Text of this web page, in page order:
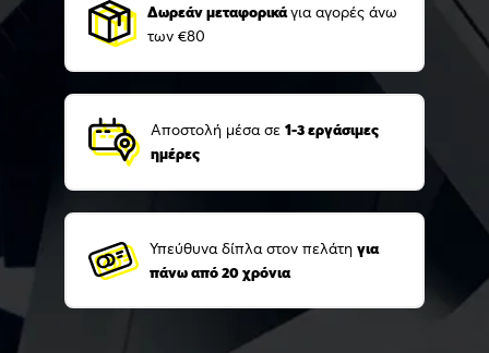
Δωρεάν μεταφορικάγια αγορές άνω
των €80
Αποστολή μέσα σε 1-3 εργάσιμες
ημέρες
Υπεύθυνα δίπλα στον πελάτη για
πάνω από 20 χρόνια